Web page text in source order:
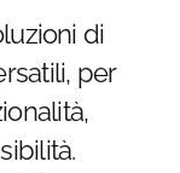
di
per